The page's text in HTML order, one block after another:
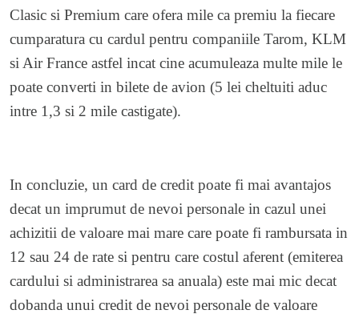
Clasic si Premium care ofera mile ca premiu la fiecare
cumparatura cu cardul pentru companiile Tarom, KLM
si Air France astfel incat cine acumuleaza multe mile le
poate converti in bilete de avion (5 lei cheltuiti aduc
intre 1,3 si 2 mile castigate).
In concluzie, un card de credit poate fi mai avantajos
decat un imprumut de nevoi personale in cazul unei
achizitii de valoare mai mare care poate fi rambursata in
12 sau 24 de rate si pentru care costul aferent (emiterea
cardului si administrarea sa anuala) este mai mic decat
dobanda unui credit de nevoi personale de valoare